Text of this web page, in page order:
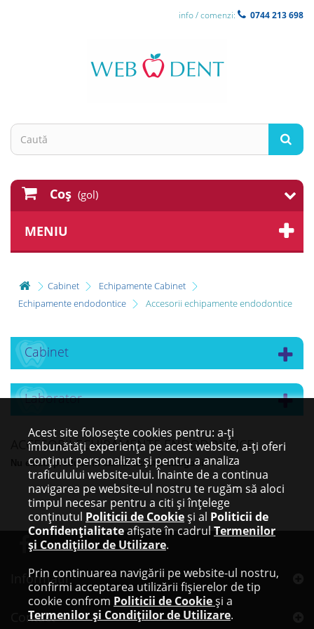
info / comenzi: 0744 213 698
Coş (gol)
MENIU
Cabinet
Echipamente Cabinet
Echipamente endodontice
Accesorii echipamente endodontice
Cabinet
Laborator
ACCESORII ECHIPAMENTE ENDODONTICE
Nu există produse în cadrul acestei categorii.
Informaţii
Contact
Acest site folosește cookies pentru: a-ți
îmbunătăți experiența pe acest website, a-ți oferi
conținut personalizat și pentru a analiza
traficulului website-ului. Înainte de a continua
navigarea pe website-ul nostru te rugăm să aloci
timpul necesar pentru a citi și înțelege
conținutul Politicii de Cookieși al Politicii de
Confidențialitateafișate în cadrul Termenilor
și Condițiilor de Utilizare.
Prin continuarea navigării pe website-ul nostru,
confirmi acceptarea utilizării fișierelor de tip
cookie confrom Politicii de Cookieși a
Termenilor și Condițiilor de Utilizare.